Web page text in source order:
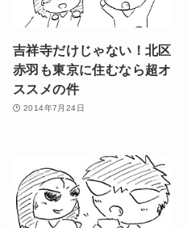
吉祥寺だけじゃない！北区
赤羽も東京に住むなら超オ
ススメの件
2014年7月24日